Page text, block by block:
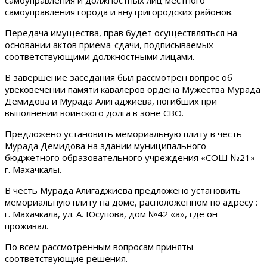
самоуправления города и внутригородских районов.
Передача имущества, прав будет осуществляться на
основании актов приема-сдачи, подписываемых
соответствующими должностными лицами.
В завершение заседания был рассмотрен вопрос об
увековечении памяти кавалеров ордена Мужества Мурада
Демидова и Мурада Алигаджиева, погибших при
выполнении воинского долга в зоне СВО.
Предложено установить мемориальную плиту в честь
Мурада Демидова на здании муниципального
бюджетного образовательного учреждения «СОШ №21»
г. Махачкалы.
В честь Мурада Алигаджиева предложено установить
мемориальную плиту на доме, расположенном по адресу :
г. Махачкала, ул. А. Юсупова, дом №42 «а», где он
проживал.
По всем рассмотренным вопросам приняты
соответствующие решения.